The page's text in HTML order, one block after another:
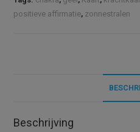
positieve affirmatie, zonnestralen
Beschrijving